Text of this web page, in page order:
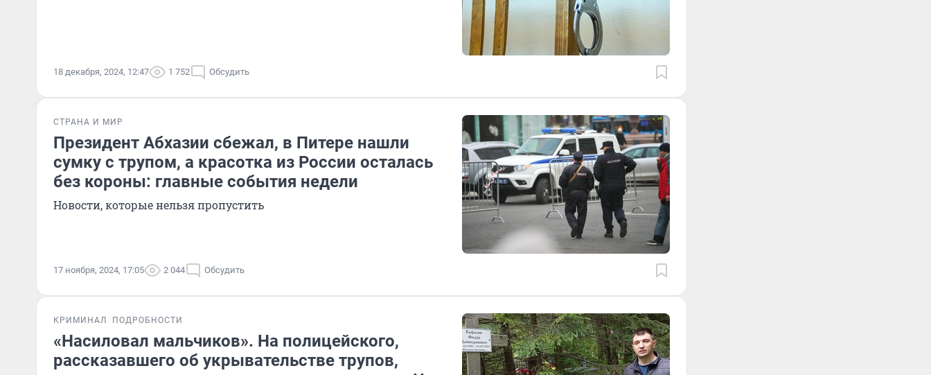
18 декабря, 2024, 12:47 1 752 Обсудить
СТРАНА И МИР
Президент Абхазии сбежал, в Питере нашли
сумку с трупом, а красотка из России осталась
без короны: главные события недели
Новости, которые нельзя пропустить
17 ноября, 2024, 17:05 2 044 Обсудить
КРИМИНАЛ ПОДРОБНОСТИ
«Насиловал мальчиков». На полицейского,
рассказавшего об укрывательстве трупов,